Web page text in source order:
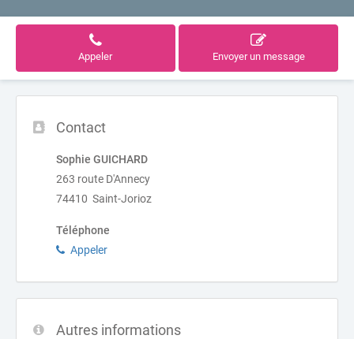
Appeler Envoyer un message
Contact
Sophie GUICHARD
263 route D'Annecy
74410 Saint-Jorioz
Téléphone
Appeler
Autres informations